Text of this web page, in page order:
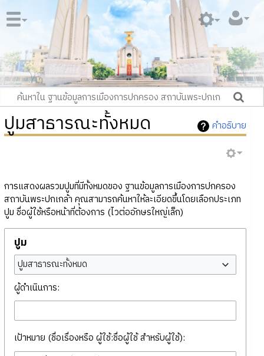
คำอธิบาย
ปูมสาธารณะทั้งหมด
การแสดงผลรวมปูมที่มีทั้งหมดของ ฐานข้อมูลการเมืองการปกครอง
สถาบันพระปกเกล้า คุณสามารถค้นหาให้ละเอียดขึ้นโดยเลือกประเภท
ปูม ชื่อผู้ใช้หรือหน้าที่ต้องการ (ไวต่ออักษรใหญ่เล็ก)
ปูม
ปูมสาธารณะทั้งหมด
ผู้ดำเนินการ:
เป้าหมาย (ชื่อเรื่องหรือ ผู้ใช้:ชื่อผู้ใช้ สำหรับผู้ใช้):